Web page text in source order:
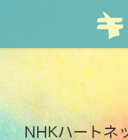
NHKハートネ